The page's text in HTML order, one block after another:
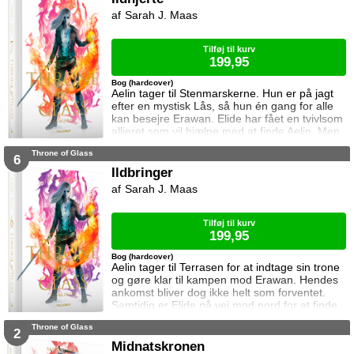
Samtidig står Manon i en svær situation.
Hertug Perrington har givet hende klare
Aelin tager til Stenmarskerne. Hun er på jagt
efter en mystisk Lås, så hun én gang for alle
kan besejre Erawan. Elide har fået en tvivlsom
allieret som vil hjælpe med at finde Aelin. Men
for hvilken pris? Manon vågner i lænker og
Dorian ikke glemme heksen der hjalp ham i
Bog (hardcover)
Sarah J. Maas
Tilføj til kurv
199,95
6 Throne of Glass
Ildbringer
Aelin tager til Terrasen for at indtage sin trone
og gøre klar til kampen mod Erawan. Hendes
ankomst bliver dog ikke helt som forventet.
Samtidig er Elide på vej mod nord for at finde
Aelin og Celaena Sardothien. Oakwaldskoven
når nogen følger efter én. Dorian forsøger at
Bog (hardcover)
Sarah J. Maas
Tilføj til kurv
199,95
2 Throne of Glass
Midnatskronen